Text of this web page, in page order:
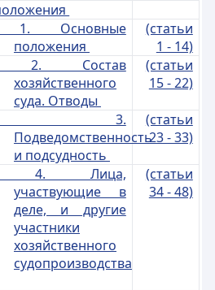
1. Основные
положения
(статьи
1 - 14)
2. Состав
хозяйственного
суда. Отводы
(статьи
15 - 22)
3.
Подведомственность
и подсудность
(статьи
23 - 33)
4. Лица,
участвующие в
деле, и другие
участники
хозяйственного
судопроизводства
(статьи
34 - 48)